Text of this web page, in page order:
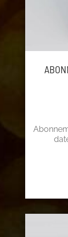
Vous